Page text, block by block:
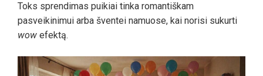
Toks sprendimas puikiai tinka romantiškam
pasveikinimui arba šventei namuose, kai norisi sukurti
wow efektą.